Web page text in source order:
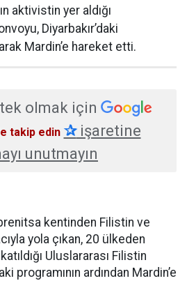
aktivistin yer aldığı
Diyarbakır’daki
Mardin’e hareket etti.
olmak için
takip edin ✰işaretine
unutmayın
kentinden Filistin ve
yola çıkan, 20 ülkeden
Uluslararası Filistin
programının ardından Mardin’e